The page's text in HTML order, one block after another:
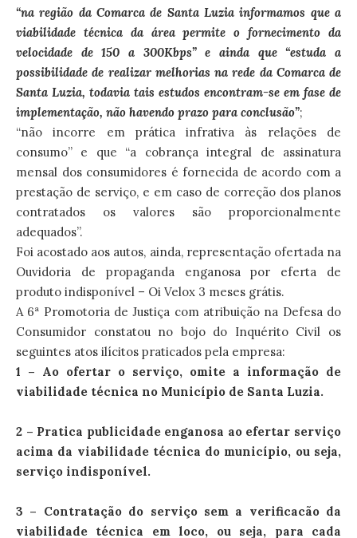
“na região da Comarca de Santa Luzia informamos que a
viabilidade técnica da área permite o fornecimento da
velocidade de 150 a 300Kbps” e ainda que “estuda a
possibilidade de realizar melhorias na rede da Comarca de
Santa Luzia, todavia tais estudos encontram-se em fase de
implementação, não havendo prazo para conclusão”;
“não incorre em prática infrativa às relações de
consumo” e que “a cobrança integral de assinatura
mensal dos consumidores é fornecida de acordo com a
prestação de serviço, e em caso de correção dos planos
contratados os valores são proporcionalmente
adequados”.
Foi acostado aos autos, ainda, representação ofertada na
Ouvidoria de propaganda enganosa por eferta de
produto indisponível – Oi Velox 3 meses grátis.
A 6ª Promotoria de Justiça com atribuição na Defesa do
Consumidor constatou no bojo do Inquérito Civil os
seguintes atos ilícitos praticados pela empresa:
1 – Ao ofertar o serviço, omite a informação de
viabilidade técnica no Município de Santa Luzia.
2 – Pratica publicidade enganosa ao efertar serviço
acima da viabilidade técnica do município, ou seja,
serviço indisponível.
3 – Contratação do serviço sem a verificacão da
viabilidade técnica em loco, ou seja, para cada